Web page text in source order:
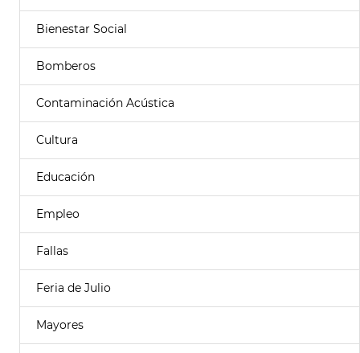
Bienestar Social
Bomberos
Contaminación Acústica
Cultura
Educación
Empleo
Fallas
Feria de Julio
Mayores